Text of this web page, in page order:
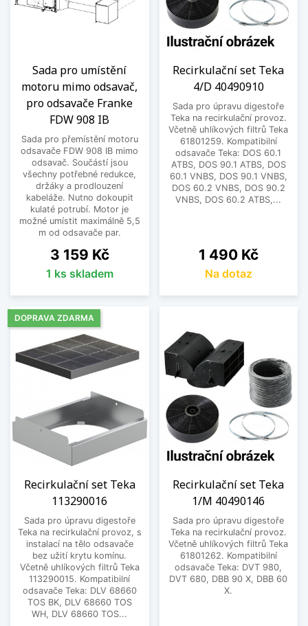
Sada pro umístění
motoru mimo odsavač,
pro odsavače Franke
FDW 908 IB
Sada pro přemístění motoru
odsavače FDW 908 IB mimo
odsavač. Součástí jsou
všechny potřebné redukce,
držáky a prodlouzení
kabeláže. Nutno dokoupit
kulaté potrubí. Motor je
možné umístit maximálně 5,5
m od odsavače par.
Cena
3 159 Kč
1 ks skladem
Recirkulační set Teka
4/D 40490910
Sada pro úpravu digestoře
Teka na recirkulační provoz.
Včetně uhlíkových filtrů Teka
61801259. Kompatibilní
odsavače Teka: DOS 60.1
ATBS, DOS 90.1 ATBS, DOS
60.1 VNBS, DOS 90.1 VNBS,
DOS 60.2 VNBS, DOS 90.2
VNBS, DOS 60.2 ATBS,...
Cena
1 490 Kč
Na dotaz
Recirkulační set Teka
113290016
Sada pro úpravu digestoře
Teka na recirkulační provoz, s
instalací na tělo odsavače
bez užití krytu komínu.
Včetně uhlíkových filtrů Teka
113290015. Kompatibilní
odsavače Teka: DLV 68660
TOS BK, DLV 68660 TOS
WH, DLV 68660 TOS...
DOPRAVA ZDARMA
Recirkulační set Teka
1/M 40490146
Sada pro úpravu digestoře
Teka na recirkulační provoz.
Včetně uhlíkových filtrů Teka
61801262. Kompatibilní
odsavače Teka: DVT 980,
DVT 680, DBB 90 X, DBB 60
X.